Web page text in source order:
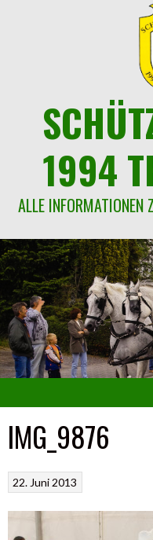
1994
ALLE INFORMATIONEN
IMG_9876
22. Juni 2013